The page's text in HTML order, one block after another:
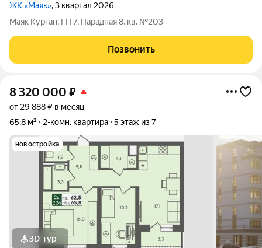
ЖК «Маяк», 3 квартал 2026
Маяк Курган, ГП 7, Парадная 8, кв. №203
Позвонить
8 320 000 ₽
от 29 888 ₽ в месяц
65,8 м²
2-комн. квартира 5 этаж из 7
новостройка
3D-тур